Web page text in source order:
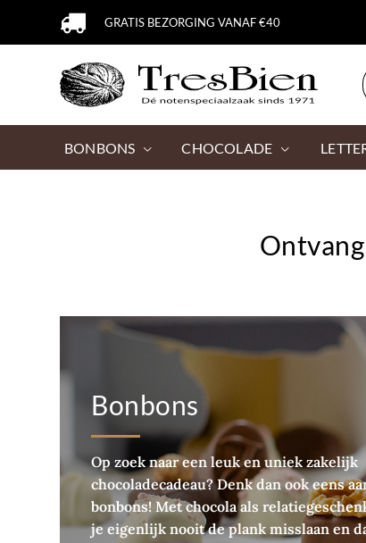
GRATIS BEZORGING VANAF €40
BONBONS CHOCOLADE
Bonbons
Op zoek naar een leuk en uniek zakelijk
chocoladecadeau? Denk dan ook eens
bonbons! Met chocola als
je eigenlijk nooit de plank misslaan en